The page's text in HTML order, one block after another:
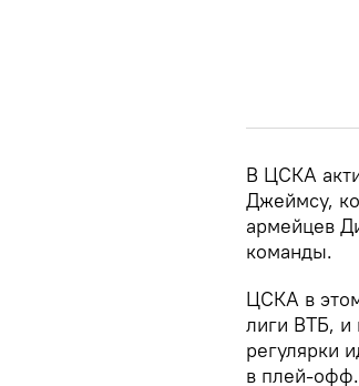
В ЦСКА
Джеймсу,
армейцев
команды.
ЦСКА в
лиги ВТБ, и
регулярки
в плей-офф.